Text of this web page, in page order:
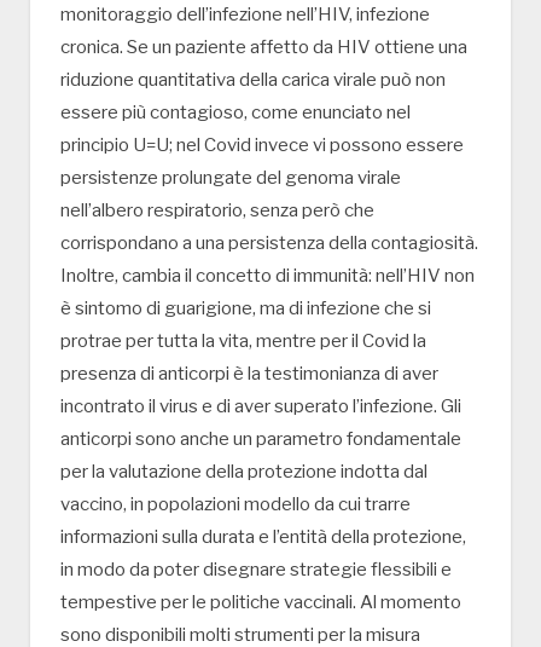
monitoraggio dell’infezione nell’HIV, infezione
cronica. Se un paziente affetto da HIV ottiene una
riduzione quantitativa della carica virale può non
essere più contagioso, come enunciato nel
principio U=U; nel Covid invece vi possono essere
persistenze prolungate del genoma virale
nell’albero respiratorio, senza però che
corrispondano a una persistenza della contagiosità.
Inoltre, cambia il concetto di immunità: nell’HIV non
è sintomo di guarigione, ma di infezione che si
protrae per tutta la vita, mentre per il Covid la
presenza di anticorpi è la testimonianza di aver
incontrato il virus e di aver superato l’infezione. Gli
anticorpi sono anche un parametro fondamentale
per la valutazione della protezione indotta dal
vaccino, in popolazioni modello da cui trarre
informazioni sulla durata e l’entità della protezione,
in modo da poter disegnare strategie flessibili e
tempestive per le politiche vaccinali. Al momento
sono disponibili molti strumenti per la misura